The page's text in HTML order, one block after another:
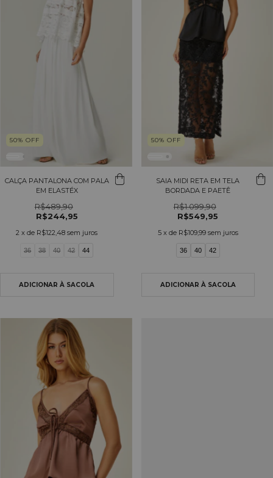
50% OFF
CALÇA PANTALONA COM PALA
EM ELASTÉX
R$489,90
R$244,95
2 x de R$122,48 sem juros
36 38 40 42 44
50% OFF
SAIA MIDI RETA EM TELA
BORDADA E PAETÊ
R$1.099,90
R$549,95
5 x de R$109,99 sem juros
36 40 42